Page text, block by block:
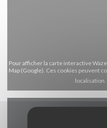
Pour afficher la carte interactive
Map (Google). Ces cookies peuvent
localisation.